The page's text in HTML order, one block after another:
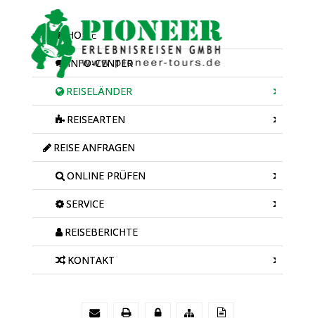
HOME
INFO-CENTER
REISELÄNDER
REISEARTEN
REISE ANFRAGEN
ONLINE PRÜFEN
SERVICE
REISEBERICHTE
KONTAKT